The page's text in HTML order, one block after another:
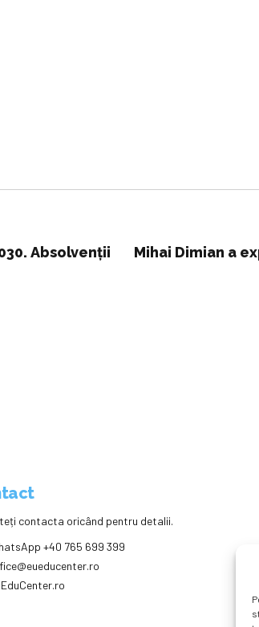
Absolvenții
Mihai Dimian a
contacta oricând pentru detalii.
+40 765 699 399